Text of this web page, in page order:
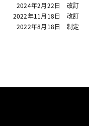
2024年2月22日 改訂
2022年11月18日 改訂
2022年8月18日 制定